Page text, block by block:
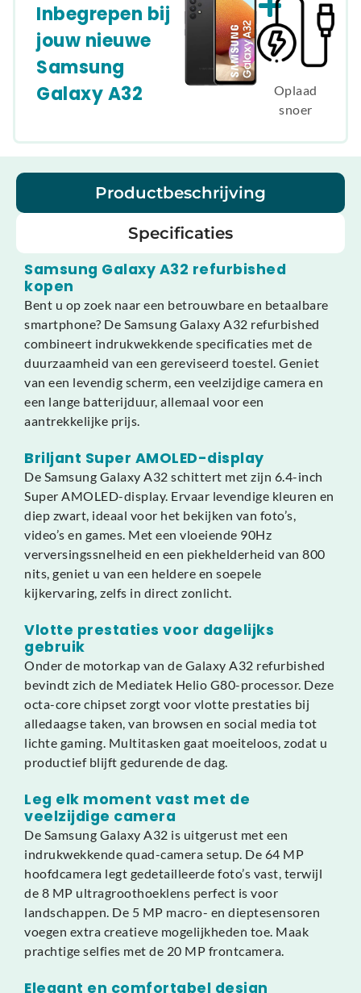
Inbegrepen bij
jouw nieuwe
Samsung
Galaxy A32
Oplaad
snoer
Productbeschrijving
Specificaties
Samsung Galaxy A32 refurbished
kopen
Bent u op zoek naar een betrouwbare en betaalbare
smartphone? De Samsung Galaxy A32 refurbished
combineert indrukwekkende specificaties met de
duurzaamheid van een gereviseerd toestel. Geniet
van een levendig scherm, een veelzijdige camera en
een lange batterijduur, allemaal voor een
aantrekkelijke prijs.
Briljant Super AMOLED-display
De Samsung Galaxy A32 schittert met zijn 6.4-inch
Super AMOLED-display. Ervaar levendige kleuren en
diep zwart, ideaal voor het bekijken van foto’s,
video’s en games. Met een vloeiende 90Hz
verversingssnelheid en een piekhelderheid van 800
nits, geniet u van een heldere en soepele
kijkervaring, zelfs in direct zonlicht.
Vlotte prestaties voor dagelijks
gebruik
Onder de motorkap van de Galaxy A32 refurbished
bevindt zich de Mediatek Helio G80-processor. Deze
octa-core chipset zorgt voor vlotte prestaties bij
alledaagse taken, van browsen en social media tot
lichte gaming. Multitasken gaat moeiteloos, zodat u
productief blijft gedurende de dag.
Leg elk moment vast met de
veelzijdige camera
De Samsung Galaxy A32 is uitgerust met een
indrukwekkende quad-camera setup. De 64 MP
hoofdcamera legt gedetailleerde foto’s vast, terwijl
de 8 MP ultragroothoeklens perfect is voor
landschappen. De 5 MP macro- en dieptesensoren
voegen extra creatieve mogelijkheden toe. Maak
prachtige selfies met de 20 MP frontcamera.
Elegant en comfortabel design